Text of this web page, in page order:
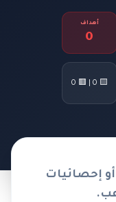
أهداف
0
🟨 0 | 🟥 0
إحصائيات